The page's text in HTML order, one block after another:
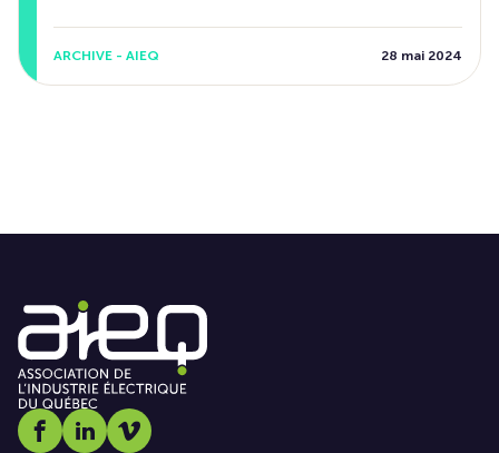
ARCHIVE - AIEQ 28 mai 2024
Social media link icon-facebook
Social media link icon-linkedin
Social media link icon-vimeo